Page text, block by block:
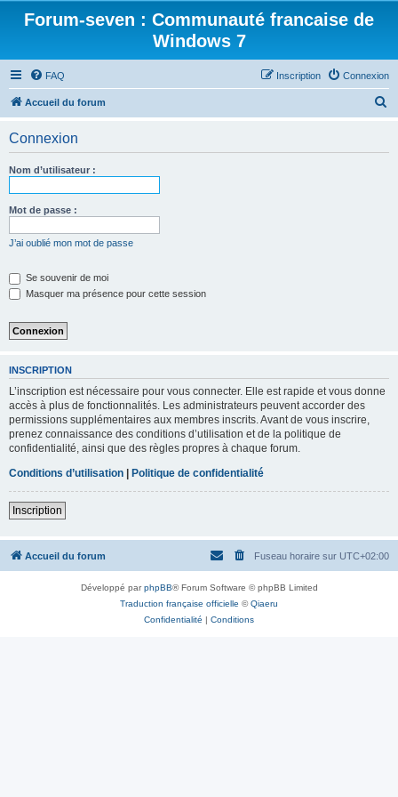
Forum-seven : Communauté francaise de
Windows 7
FAQ Connexion
Inscription
Accueil du forum
Connexion
Nom d’utilisateur :
Mot de passe :
J’ai oublié mon mot de passe
Se souvenir de moi
Masquer ma présence pour cette session
INSCRIPTION
L’inscription est nécessaire pour vous connecter. Elle est rapide et vous donne
accès à plus de fonctionnalités. Les administrateurs peuvent accorder des
permissions supplémentaires aux membres inscrits. Avant de vous inscrire,
prenez connaissance des conditions d’utilisation et de la politique de
confidentialité, ainsi que des règles propres à chaque forum.
Conditions d’utilisation | Politique de confidentialité
Inscription
Accueil du forum Fuseau horaire sur UTC+02:00
Développé parphpBB® Forum Software © phpBB Limited
Traduction française officielle ©Qiaeru
Confidentialité | Conditions